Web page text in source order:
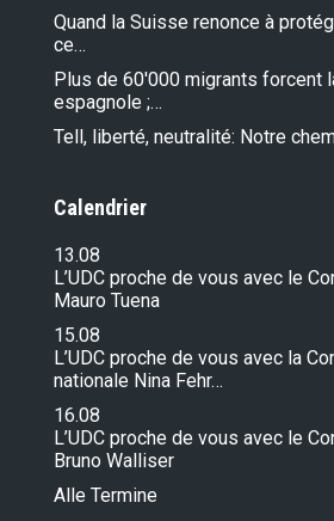
Quand la Suisse renonce à
ce…
Plus de 60'000 migrants forcent
espagnole ;…
Tell, liberté, neutralité: Notre
Calendrier
13.08
L’UDC proche de vous avec le
Mauro Tuena
15.08
L’UDC proche de vous avec la
nationale Nina Fehr…
16.08
L’UDC proche de vous avec le
Bruno Walliser
Alle Termine